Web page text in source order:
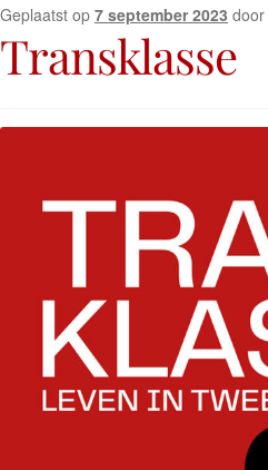
Geplaatst op 7 september 2023 door
Transklasse